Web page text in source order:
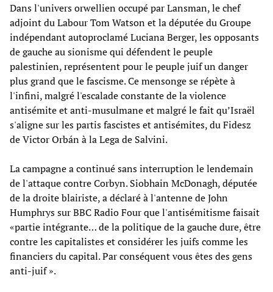
Dans l'univers orwellien occupé par Lansman, le chef
adjoint du Labour Tom Watson et la députée du Groupe
indépendant autoproclamé Luciana Berger, les opposants
de gauche au sionisme qui défendent le peuple
palestinien, représentent pour le peuple juif un danger
plus grand que le fascisme. Ce mensonge se répète à
l'infini, malgré l'escalade constante de la violence
antisémite et anti-musulmane et malgré le fait qu’Israël
s'aligne sur les partis fascistes et antisémites, du Fidesz
de Victor Orbán à la Lega de Salvini.
La campagne a continué sans interruption le lendemain
de l'attaque contre Corbyn. Siobhain McDonagh, députée
de la droite blairiste, a déclaré à l'antenne de John
Humphrys sur BBC Radio Four que l'antisémitisme faisait
«partie intégrante… de la politique de la gauche dure, être
contre les capitalistes et considérer les juifs comme les
financiers du capital. Par conséquent vous êtes des gens
anti-juif ».